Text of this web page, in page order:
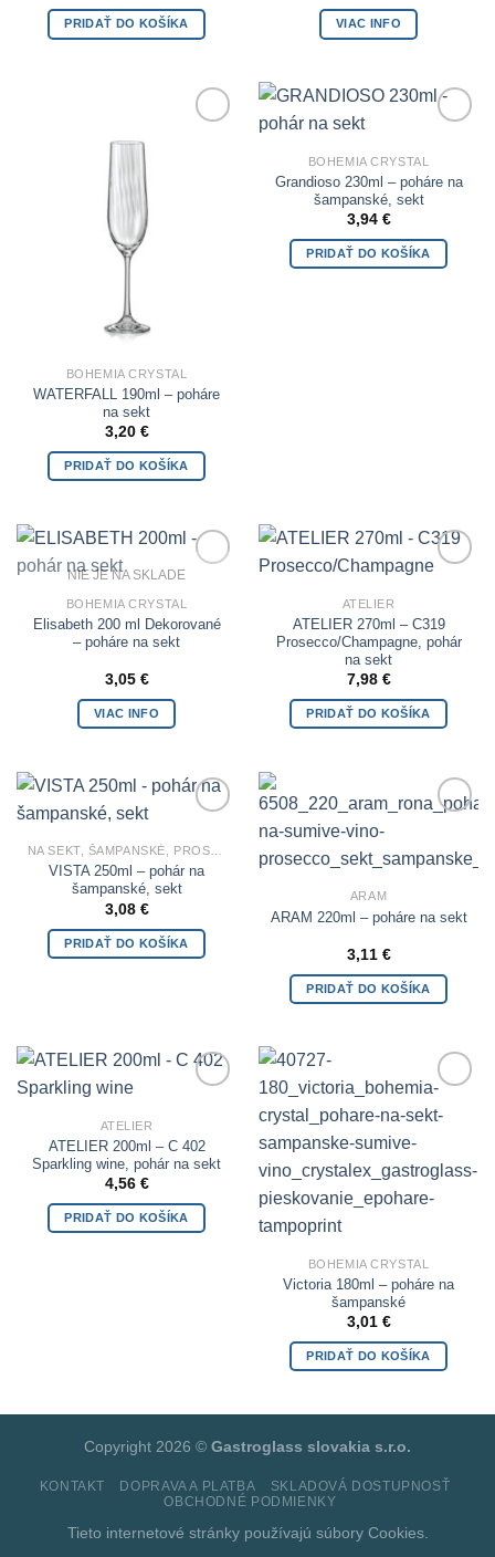
PRIDAŤ DO KOŠÍKA VIAC INFO
BOHEMIA CRYSTAL
WATERFALL 190ml – poháre
na sekt
3,20 €
PRIDAŤ DO KOŠÍKA
BOHEMIA CRYSTAL
Grandioso 230ml – poháre na
šampanské, sekt
3,94 €
PRIDAŤ DO KOŠÍKA
Add to
NIE JE NA SKLADE
BOHEMIA CRYSTAL
Elisabeth 200 ml Dekorované
– poháre na sekt
3,05 €
VIAC INFO
ATELIER
ATELIER 270ml – C319
Prosecco/Champagne, pohár
na sekt
7,98 €
PRIDAŤ DO KOŠÍKA
VISTA 250ml – pohár na
šampanské, sekt
3,08 €
PRIDAŤ DO KOŠÍKA
ARAM
ARAM 220ml – poháre na sekt
3,11 €
PRIDAŤ DO KOŠÍKA
ATELIER
ATELIER 200ml – C 402
Sparkling wine, pohár na sekt
4,56 €
PRIDAŤ DO KOŠÍKA
Wishlist
BOHEMIA CRYSTAL
Victoria 180ml – poháre na
šampanské
3,01 €
PRIDAŤ DO KOŠÍKA
Copyright 2026 © Gastroglass slovakia s.r.o.
KONTAKT DOPRAVA A PLATBA
SKLADOVÁ DOSTUPNOSŤ
OBCHODNÉ PODMIENKY
Tieto internetové stránky používajú súbory Cookies.